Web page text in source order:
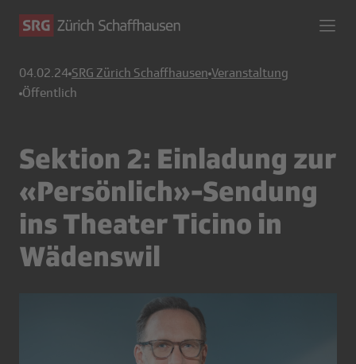
04.02.24 SRG Zürich Schaffhausen Veranstaltung
Öffentlich
Sektion 2: Einladung zur
«Persönlich»-Sendung
ins Theater Ticino in
Wädenswil